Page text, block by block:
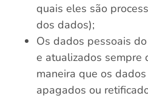
quais eles são
dos dados);
Os dados pessoais
e atualizados sempre
maneira que os
apagados ou